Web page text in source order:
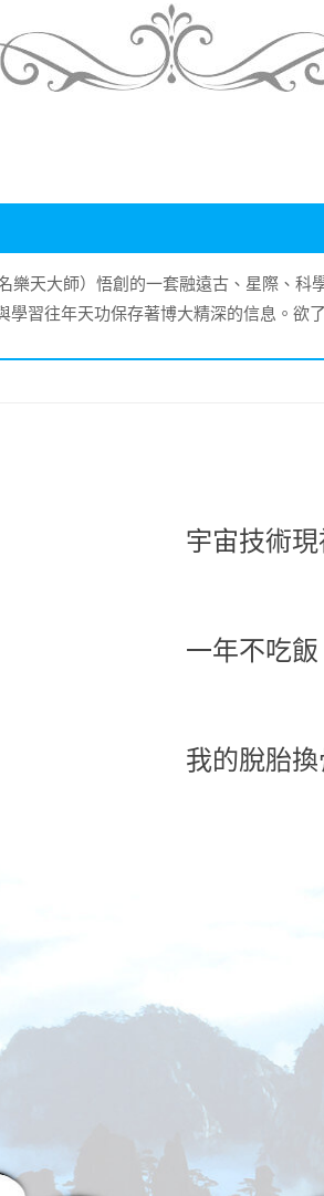
樂天大師）悟創的一套融遠古、星際、科
習往年天功保存著博大精深的信息。欲
宇宙技術
一年不吃
我的脫胎